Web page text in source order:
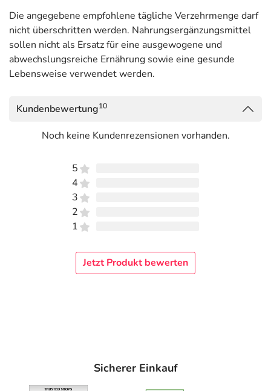
Die angegebene empfohlene tägliche Verzehrmenge darf
nicht überschritten werden. Nahrungsergänzungsmittel
sollen nicht als Ersatz für eine ausgewogene und
abwechslungsreiche Ernährung sowie eine gesunde
Lebensweise verwendet werden.
Kundenbewertung10
Noch keine Kundenrezensionen vorhanden.
5
4
3
2
1
Jetzt Produkt bewerten
Sicherer Einkauf